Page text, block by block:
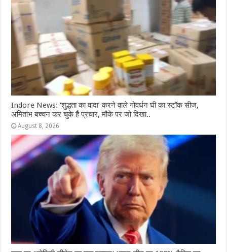
Indore News: ‘शुद्धता का वादा’ करने वाले गोवर्धन घी का स्टॉक सीज,
अमिताभ बच्चन कर चुके हैं प्रचार, मौके पर जो दिखा..
August 8, 2026